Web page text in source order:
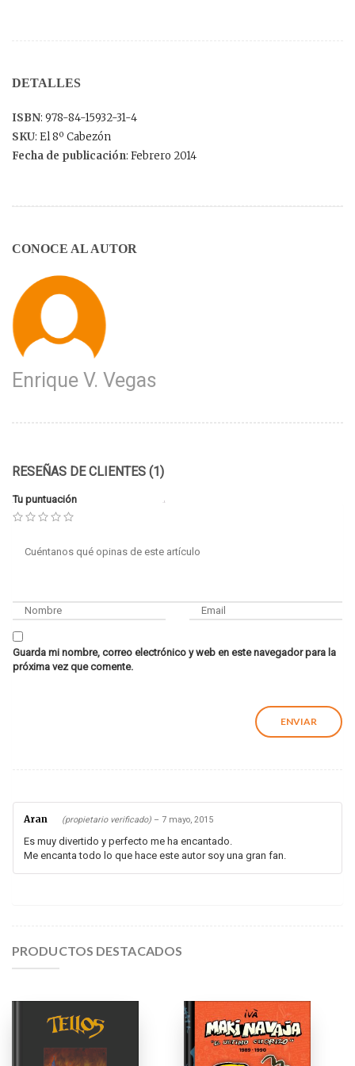
DETALLES
ISBN: 978-84-15932-31-4
SKU: El 8º Cabezón
Fecha de publicación: Febrero 2014
CONOCE AL AUTOR
Enrique V. Vegas
RESEÑAS DE CLIENTES (1)
Tu puntuación
Guarda mi nombre, correo electrónico y web en este navegador para la
próxima vez que comente.
Aran (propietario verificado) – 7 mayo, 2015
Es muy divertido y perfecto me ha encantado.
Me encanta todo lo que hace este autor soy una gran fan.
PRODUCTOS DESTACADOS